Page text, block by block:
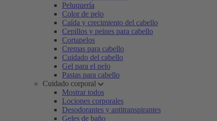
Peluquería
Color de pelo
Caída y crecimiento del cabello
Cepillos y peines para cabello
Cortapelos
Cremas para cabello
Cuidado del cabello
Gel para el pelo
Pastas para cabello
Cuidado corporal
Mostrar todos
Lociones corporales
Desodorantes y antitranspirantes
Geles de baño